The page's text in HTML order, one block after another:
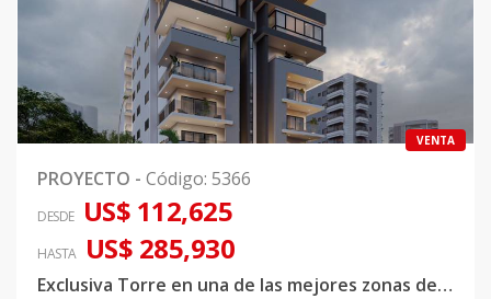
VENTA
PROYECTO - Código: 5366
DESDE US$ 112,625
HASTA US$ 285,930
Exclusiva Torre en una de las mejores zonas de Sto Dgo Este